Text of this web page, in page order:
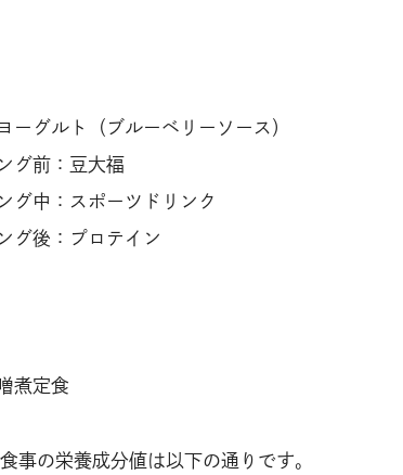
ーグルト（ブルーベリーソース）
グ前：豆大福
グ中：スポーツドリンク
グ後：プロテイン
煮定食
食事の栄養成分値は以下の通りです。